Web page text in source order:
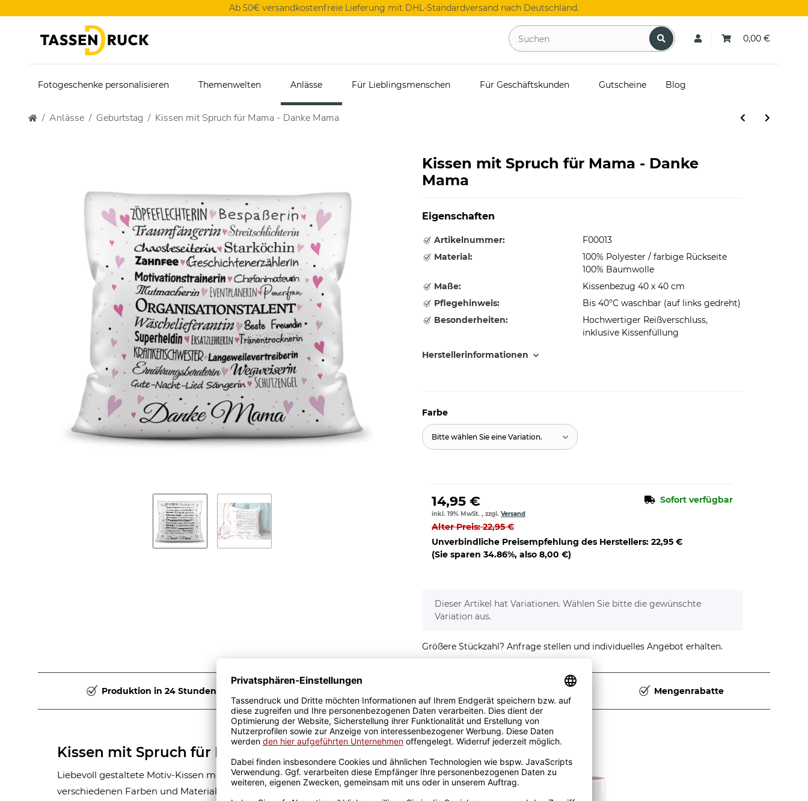
Ab 50€ versandkostenfreie Lieferung mit DHL-Standardversand nach Deutschland.
0,00 €
Fotogeschenke personalisieren Themenwelten Anlässe Für Lieblingsmenschen Für Geschäftskunden Gutscheine Blog
Anlässe Geburtstag Kissen mit Spruch für Mama - Danke Mama
Kissen mit Spruch für Mama - Danke
Mama
Eigenschaften
Artikelnummer:
F00013
Material:
100% Polyester / farbige Rückseite
100% Baumwolle
Maße:
Kissenbezug 40 x 40 cm
Pflegehinweis:
Bis 40°C waschbar (auf links gedreht)
Besonderheiten:
Hochwertiger Reißverschluss,
inklusive Kissenfüllung
Herstellerinformationen
Farbe
Bitte wählen Sie eine Variation.
14,95 € Sofort verfügbar
inkl. 19% MwSt. , zzgl. Versand
Alter Preis: 22,95 €
Unverbindliche Preisempfehlung des Herstellers: 22,95 €
(Sie sparen 34.86%, also 8,00 €)
x
Dieser Artikel hat Variationen. Wählen Sie bitte die gewünschte
Variation aus.
Größere Stückzahl? Anfrage stellen und individuelles Angebot erhalten.
Produktion in 24 Stunden Mengenrabatte
Kissen mit Spruch für Mama - Danke Mama
Liebevoll gestaltete Motiv-Kissen mit dem Spruch - Danke Mama - in
verschiedenen Farben und Materialien. Hochwertige Kissenhülle mit
Passend zu Deinem Kissen